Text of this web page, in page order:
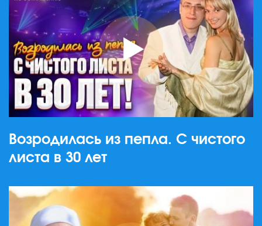
Возродилась из пепла. С чистого
листа в 30 лет